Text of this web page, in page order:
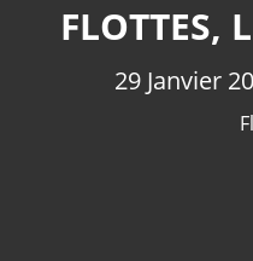
FLOTTES,
29 Janvier